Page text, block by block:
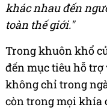
khác nhau đến
toàn thế giới."
Trong khuôn khổ
đến mục tiêu hỗ
không chỉ trong
còn trong mọi khía